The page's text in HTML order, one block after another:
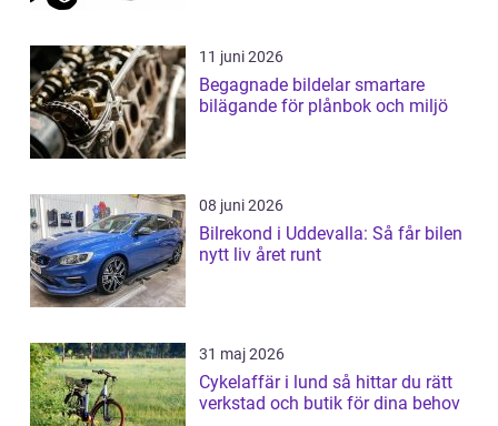
11 juni 2026
Begagnade bildelar smartare
bilägande för plånbok och miljö
08 juni 2026
Bilrekond i Uddevalla: Så får bilen
nytt liv året runt
31 maj 2026
Cykelaffär i lund så hittar du rätt
verkstad och butik för dina behov